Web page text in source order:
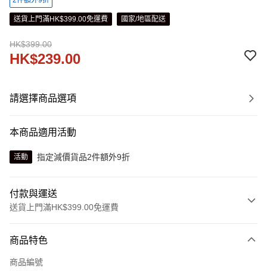
送貨上門滿HK$399.00免運費 國家/地區配送
HK$399.00
HK$239.00
請選擇商品選項
本商品適用活動
活動 指定減價貨品2件額外9折
付款與運送
送貨上門滿HK$399.00免運費
信用卡
商品特色
商品編號